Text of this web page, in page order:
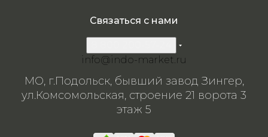
Связаться с нами
info@indo-market.ru
МО, г.Подольск, бывший завод Зингер,
ул.Комсомольская, строение 21 ворота 3
этаж 5